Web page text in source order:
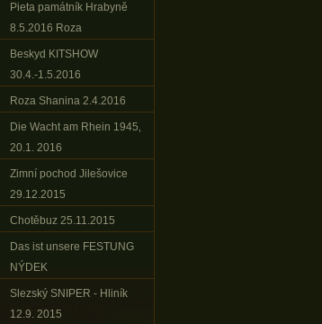
Pieta památník Hrabyně
8.5.2016 Roza
Beskyd KITSHOW
30.4.-1.5.2016
Roza Shanina 2.4.2016
Die Wacht am Rhein 1945‚
20.1. 2016
Zimní pochod Jilešovice
29.12.2015
Chotěbuz 25.11.2015
Das ist unsere FESTUNG
NÝDEK
Slezský SNIPER - Hliník
12.9. 2015